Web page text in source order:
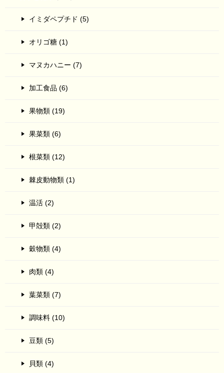
イミダペプチド (5)
オリゴ糖 (1)
マヌカハニー (7)
加工食品 (6)
果物類 (19)
果菜類 (6)
根菜類 (12)
棘皮動物類 (1)
温活 (2)
甲殻類 (2)
穀物類 (4)
肉類 (4)
葉菜類 (7)
調味料 (10)
豆類 (5)
貝類 (4)